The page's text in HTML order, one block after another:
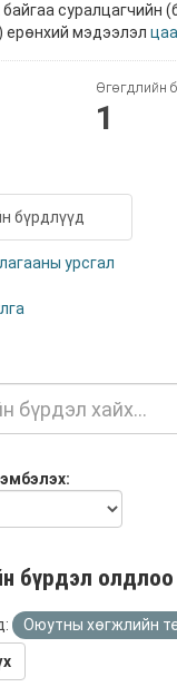
суралцагчийн
мэдээлэл
Өгөгдлийн
1
бүрдлүүд
урсгал
бүрдэл олдлоо
Оюутны хөгжлийн